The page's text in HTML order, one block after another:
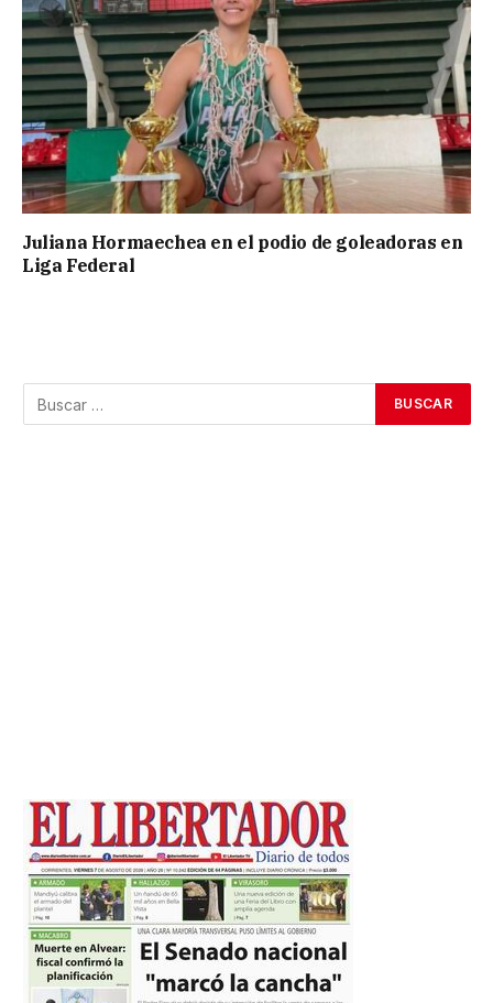
Juliana Hormaechea en el podio de goleadoras en
Liga Federal